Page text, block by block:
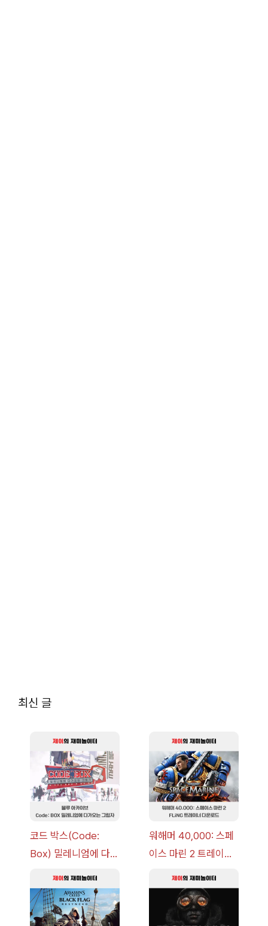
최신 글
코드 박스(Code:
Box) 밀레니엄에 다가
략 [복각] | 블루 아카
이브
워해머 40,000: 스페
이스 마린 2 트레이너
v14.0+] 다운로드